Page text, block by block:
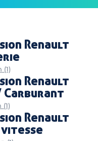
Renault
Renault
Carburant
Renault